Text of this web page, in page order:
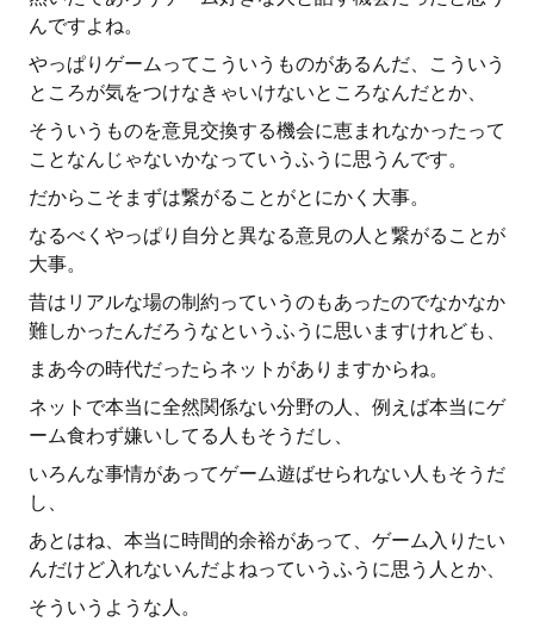
んですよね。
やっぱりゲームってこういうものがあるんだ、こういう
ところが気をつけなきゃいけないところなんだとか、
そういうものを意見交換する機会に恵まれなかったって
ことなんじゃないかなっていうふうに思うんです。
だからこそまずは繋がることがとにかく大事。
なるべくやっぱり自分と異なる意見の人と繋がることが
大事。
昔はリアルな場の制約っていうのもあったのでなかなか
難しかったんだろうなというふうに思いますけれども、
まあ今の時代だったらネットがありますからね。
ネットで本当に全然関係ない分野の人、例えば本当にゲ
ーム食わず嫌いしてる人もそうだし、
いろんな事情があってゲーム遊ばせられない人もそうだ
し、
あとはね、本当に時間的余裕があって、ゲーム入りたい
んだけど入れないんだよねっていうふうに思う人とか、
そういうような人。